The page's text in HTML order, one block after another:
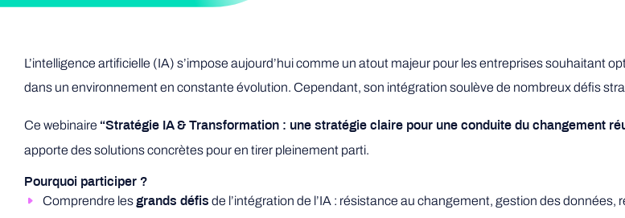
L’intelligence artificielle (IA) s’impose aujourd’hui comme un atout majeur pour les entreprises souhaitant
dans un environnement en constante évolution. Cependant, son intégration soulève de nombreux défis
Ce webinaire “Stratégie IA & Transformation : une stratégie claire pour une conduite du changement
apporte des solutions concrètes pour en tirer pleinement parti.
Pourquoi participer ?
Comprendre les grands défis de l’intégration de l’IA : résistance au changement, gestion des